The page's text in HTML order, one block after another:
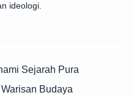
ideologi.
Sejarah Pura
Budaya